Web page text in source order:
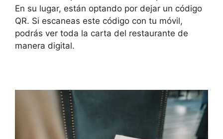
En su lugar, están optando por dejar un código
QR. Si escaneas este código con tu móvil,
podrás ver toda la carta del restaurante de
manera digital.